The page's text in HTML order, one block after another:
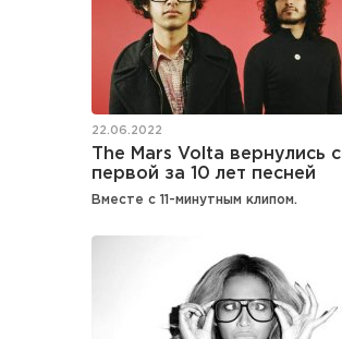
22.06.2022
The Mars Volta вернулись с
первой за 10 лет песней
Вместе с 11-минутным клипом.